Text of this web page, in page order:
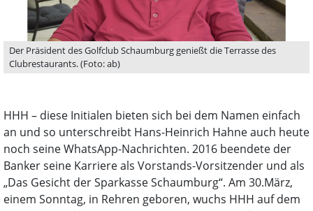
Der Präsident des Golfclub Schaumburg genießt die Terrasse des
Clubrestaurants. (Foto: ab)
HHH – diese Initialen bieten sich bei dem Namen einfach
an und so unterschreibt Hans-Heinrich Hahne auch heute
noch seine WhatsApp-Nachrichten. 2016 beendete der
Banker seine Karriere als Vorstands-Vorsitzender und als
„Das Gesicht der Sparkasse Schaumburg“. Am 30.März,
einem Sonntag, in Rehren geboren, wuchs HHH auf dem